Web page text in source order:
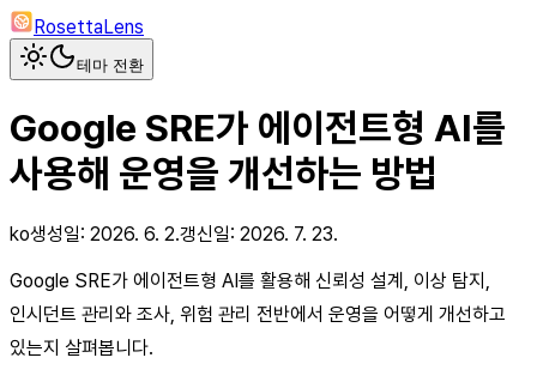
RosettaLens
테마 전환
Google SRE가 에이전트형 AI를
사용해 운영을 개선하는 방법
ko생성일: 2026. 6. 2.갱신일: 2026. 7. 23.
Google SRE가 에이전트형 AI를 활용해 신뢰성 설계, 이상 탐지,
인시던트 관리와 조사, 위험 관리 전반에서 운영을 어떻게 개선하고
있는지 살펴봅니다.